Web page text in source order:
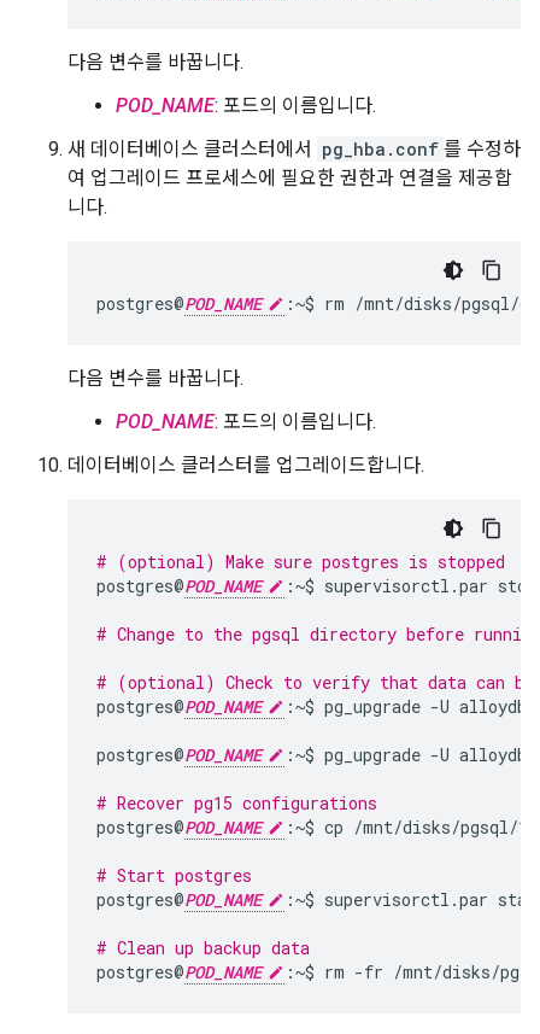
다음 변수를 바꿉니다.
POD_NAME: 포드의 이름입니다.
새 데이터베이스 클러스터에서
pg_hba.conf 를 수정하
여 업그레이드 프로세스에 필요한 권한과 연결을 제공합
니다.
postgres@POD_NAME :~$ rm /mnt/disks/pgsql/
다음 변수를 바꿉니다.
POD_NAME: 포드의 이름입니다.
데이터베이스 클러스터를 업그레이드합니다.
# (optional) Make sure postgres is stopped
postgres@POD_NAME :~$ supervisorctl.par stop
# Change to the pgsql directory before running
# (optional) Check to verify that data can be
postgres@POD_NAME :~$ pg_upgrade -U
postgres@POD_NAME :~$ pg_upgrade -U
# Recover pg15 configurations
postgres@POD_NAME :~$ cp /mnt/disks/pgsql/
# Start postgres
postgres@POD_NAME :~$ supervisorctl.par
# Clean up backup data
postgres@POD_NAME :~$ rm -fr